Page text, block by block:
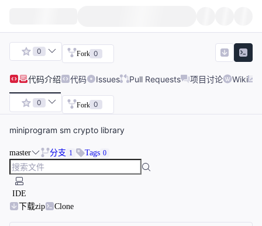
0 Fork 0
代码介绍 代码 Issues Pull Requests 项目讨论 Wiki
0 Fork 0
miniprogram sm crypto library
master 分支 1 Tags 0
IDE
下载zip
Clone